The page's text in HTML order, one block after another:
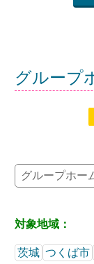
グループ
グループホー
対象地域：
茨城 つくば市